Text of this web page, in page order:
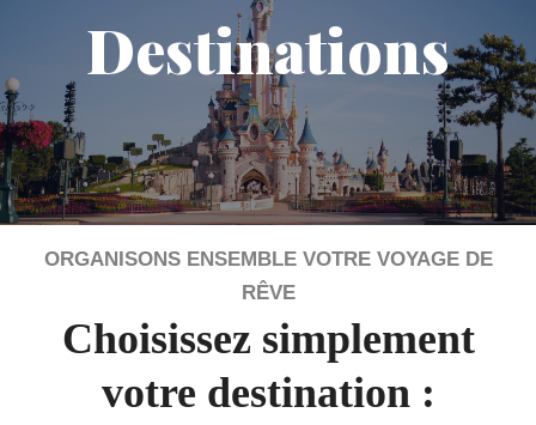
Destinations
ORGANISONS ENSEMBLE VOTRE VOYAGE DE
RÊVE
Choisissez simplement
votre destination :